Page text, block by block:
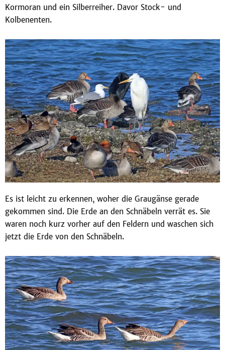
Kormoran und ein Silberreiher. Davor Stock- und
Kolbenenten.
Es ist leicht zu erkennen, woher die Graugänse gerade
gekommen sind. Die Erde an den Schnäbeln verrät es. Sie
waren noch kurz vorher auf den Feldern und waschen sich
jetzt die Erde von den Schnäbeln.